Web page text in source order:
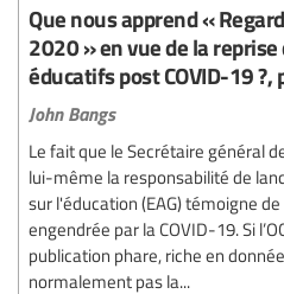
Que nous apprend «
2020 » en vue de la
éducatifs post COVID-19 ?,
John Bangs
Le fait que le Secrétaire général
lui-même la responsabilité de
sur l'éducation (EAG) témoigne
engendrée par la COVID-19. Si
publication phare, riche en
normalement pas la...